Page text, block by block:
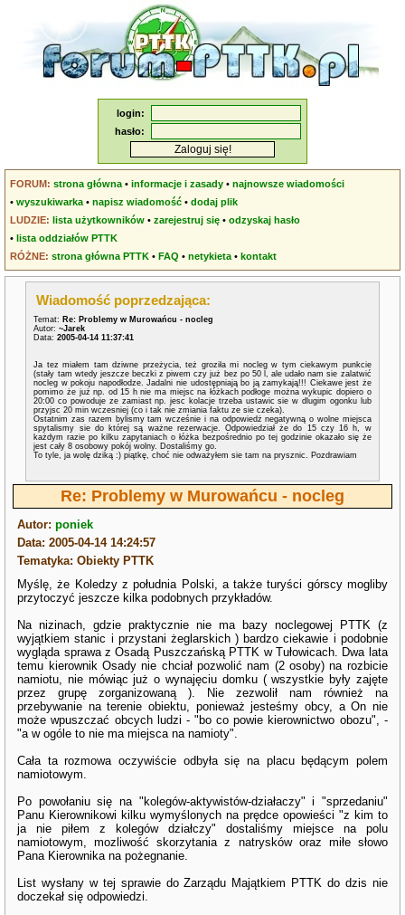
login:
hasło:
FORUM: strona główna •informacje i zasady •najnowsze wiadomości
•wyszukiwarka •napisz wiadomość •dodaj plik
LUDZIE: lista użytkowników •zarejestruj się •odzyskaj hasło
•lista oddziałów PTTK
RÓŻNE: strona główna PTTK •FAQ •netykieta •kontakt
Wiadomość poprzedzająca:
Temat: Re: Problemy w Murowańcu - nocleg
Autor:~Jarek
Data:2005-04-14 11:37:41
Ja tez miałem tam dziwne przeżycia, też groziła mi nocleg w tym ciekawym punkcie
(stały tam wtedy jeszcze beczki z piwem czy już bez po 50 l, ale udało nam sie zalatwić
nocleg w pokoju napodłodze. Jadalni nie udostępniają bo ją zamykają!!! Ciekawe jest że
pomimo że już np. od 15 h nie ma miejsc na łóżkach podłoge można wykupic dopiero o
20:00 co powoduje ze zamiast np. jesc kolacje trzeba ustawic sie w dlugim ogonku lub
przyjsc 20 min wczesniej (co i tak nie zmiania faktu ze sie czeka).
Ostatnim zas razem bylismy tam wcześnie i na odpowiedż negatywną o wolne miejsca
spytalismy sie do której są ważne rezerwacje. Odpowiedział że do 15 czy 16 h, w
każdym razie po kilku zapytaniach o łóżka bezpośrednio po tej godzinie okazało się że
jest cały 8 osobowy pokój wolny. Dostaliśmy go.
To tyle, ja wolę dziką :) piątkę, choć nie odważyłem sie tam na prysznic. Pozdrawiam
Re: Problemy w Murowańcu - nocleg
Autor:poniek
Data: 2005-04-14 14:24:57
Tematyka: Obiekty PTTK
Myślę, że Koledzy z południa Polski, a także turyści górscy mogliby
przytoczyć jeszcze kilka podobnych przykładów.
Na nizinach, gdzie praktycznie nie ma bazy noclegowej PTTK (z
wyjątkiem stanic i przystani żeglarskich ) bardzo ciekawie i podobnie
wygląda sprawa z Osadą Puszczańską PTTK w Tułowicach. Dwa lata
temu kierownik Osady nie chciał pozwolić nam (2 osoby) na rozbicie
namiotu, nie mówiąc już o wynajęciu domku ( wszystkie były zajęte
przez grupę zorganizowaną ). Nie zezwolił nam również na
przebywanie na terenie obiektu, ponieważ jesteśmy obcy, a On nie
może wpuszczać obcych ludzi - "bo co powie kierownictwo obozu", -
"a w ogóle to nie ma miejsca na namioty".
Cała ta rozmowa oczywiście odbyła się na placu będącym polem
namiotowym.
Po powołaniu się na "kolegów-aktywistów-działaczy" i "sprzedaniu"
Panu Kierownikowi kilku wymyślonych na prędce opowieści "z kim to
ja nie piłem z kolegów działczy" dostaliśmy miejsce na polu
namiotowym, mozliwość skorzytania z natrysków oraz miłe słowo
Pana Kierownika na pożegnanie.
List wysłany w tej sprawie do Zarządu Majątkiem PTTK do dzis nie
doczekał się odpowiedzi.